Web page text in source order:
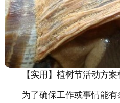
【实用】植树节活动方
为了确保工作或事情能